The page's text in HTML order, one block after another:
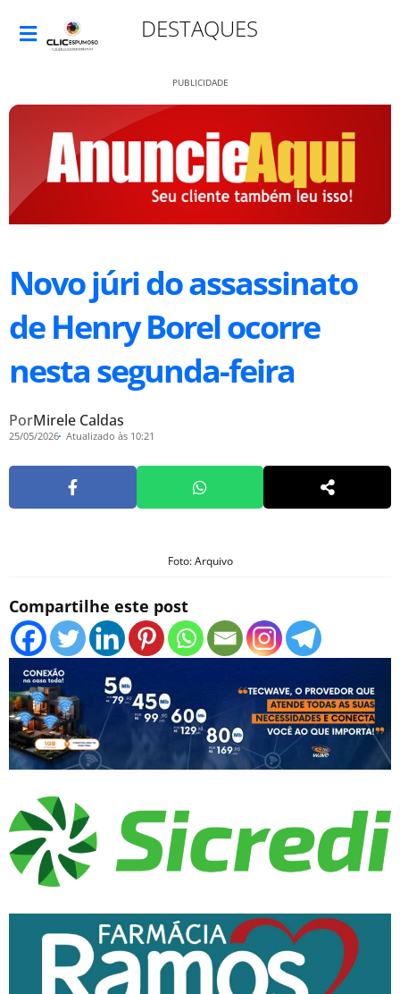
DESTAQUES
PUBLICIDADE
Novo júri do assassinato
de Henry Borel ocorre
nesta segunda-feira
PorMirele Caldas
25/05/2026 Atualizado às 10:21
Foto: Arquivo
Compartilhe este post